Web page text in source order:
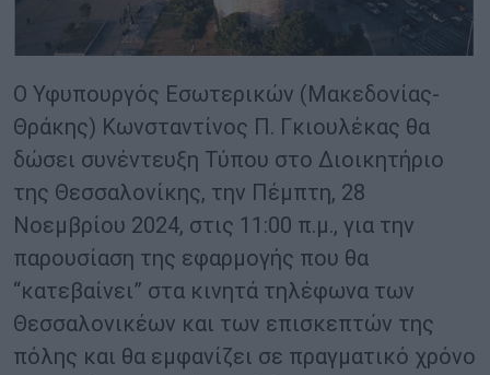
Ο Υφυπουργός Εσωτερικών (Μακεδονίας-
Θράκης) Κωνσταντίνος Π. Γκιουλέκας θα
δώσει συνέντευξη Τύπου στο Διοικητήριο
της Θεσσαλονίκης, την Πέμπτη, 28
Νοεμβρίου 2024, στις 11:00 π.μ., για την
παρουσίαση της εφαρμογής που θα
“κατεβαίνει” στα κινητά τηλέφωνα των
Θεσσαλονικέων και των επισκεπτών της
πόλης και θα εμφανίζει σε πραγματικό χρόνο